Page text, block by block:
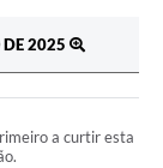
DE 2025
a curtir esta